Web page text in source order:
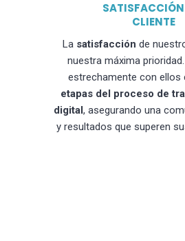
SATISFACCIÓN
CLIENTE
La satisfacción de
nuestra máxima
estrechamente con ellos
etapas del proceso de
digital, asegurando una
y resultados que superen